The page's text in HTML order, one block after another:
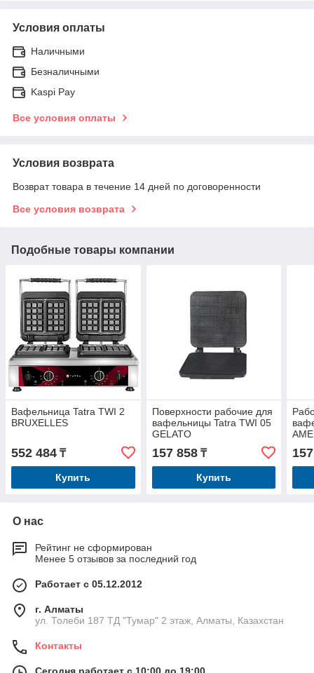
Условия оплаты
Наличными
Безналичными
Kaspi Pay
Все условия оплаты
Условия возврата
Возврат товара в течение 14 дней по договоренности
Все условия возврата
Подобные товары компании
Вафельница Tatra TWI 2
BRUXELLES
552 484 ₸
Купить
Поверхности рабочие для
вафельницы Tatra TWI 05
GELATO
157 858₸
Купить
О нас
Рейтинг не сформирован
Менее 5 отзывов за последний год
Работает с 05.12.2012
г. Алматы
ул. Толеби 187 ТД "Тумар" 2 этаж, Алматы, Казахстан
Контакты